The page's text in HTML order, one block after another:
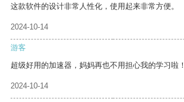
这款软件的设计非常人性化，使用起来非常方便。
2024-10-14
游客
超级好用的加速器，妈妈再也不用担心我的学习啦！
2024-10-14